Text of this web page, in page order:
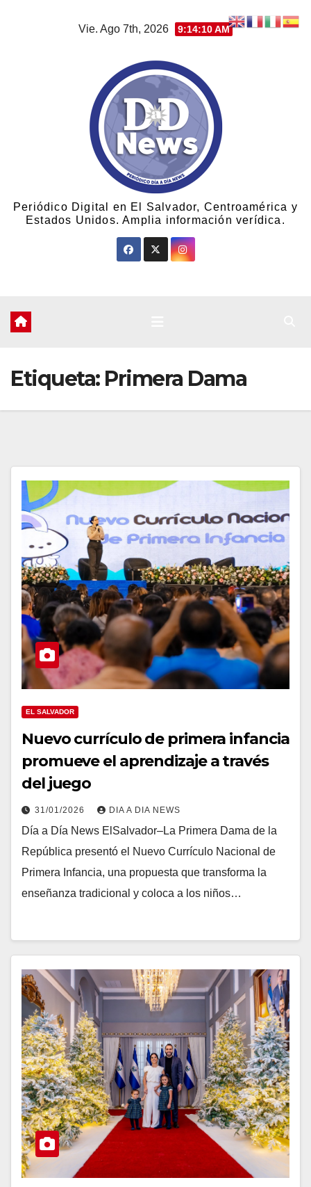
Vie. Ago 7th, 2026 9:14:12 AM
Periódico Digital en El Salvador, Centroamérica y
Estados Unidos. Amplia información verídica.
Etiqueta: Primera Dama
EL SALVADOR
Nuevo currículo de primera infancia
promueve el aprendizaje a través
del juego
31/01/2026 DIA A DIA NEWS
Día a Día News ElSalvador–La Primera Dama de la
República presentó el Nuevo Currículo Nacional de
Primera Infancia, una propuesta que transforma la
enseñanza tradicional y coloca a los niños…